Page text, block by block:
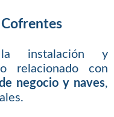
Cofrentes
instalación y
relacionado con
negocio y naves,